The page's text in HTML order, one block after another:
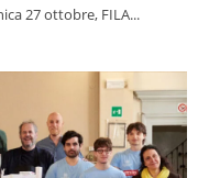
27 ottobre, FILA...